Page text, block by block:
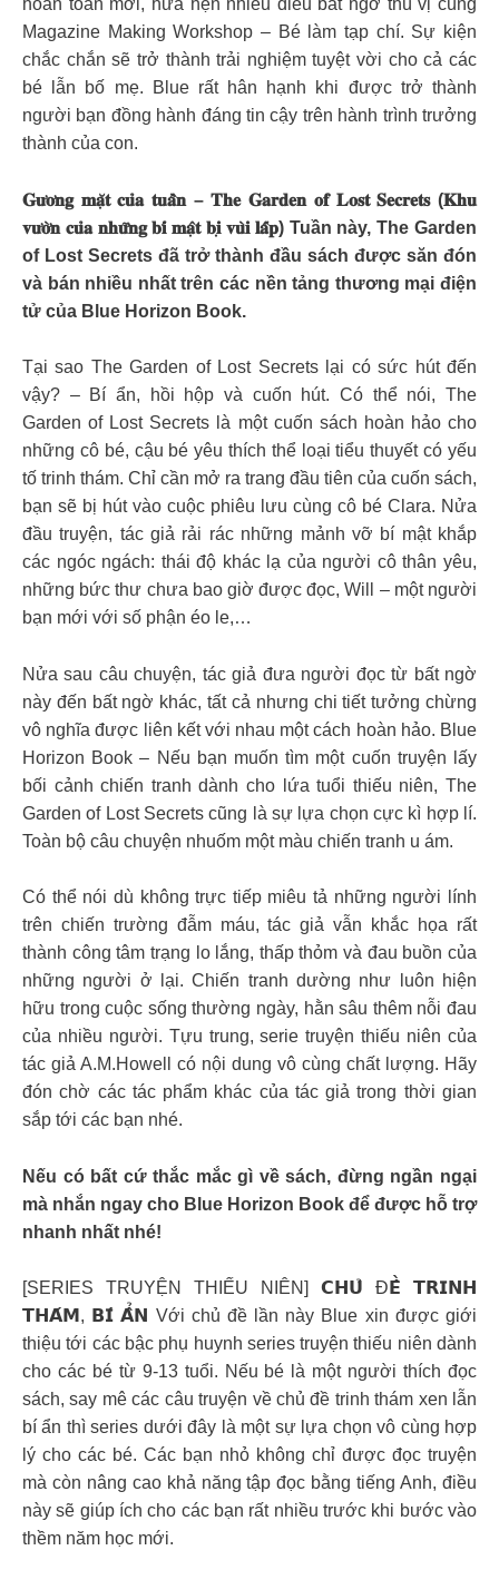
hoàn toàn mới, hứa hẹn nhiều điều bất ngờ thú vị cùng
Magazine Making Workshop – Bé làm tạp chí. Sự kiện
chắc chắn sẽ trở thành trải nghiệm tuyệt vời cho cả các
bé lẫn bố mẹ. Blue rất hân hạnh khi được trở thành
người bạn đồng hành đáng tin cậy trên hành trình trưởng
thành của con.
𝐆𝐮̛𝐨̛𝐧𝐠 𝐦𝐚̣̆𝐭 𝐜𝐮̉𝐚 𝐭𝐮𝐚̂̀𝐧 – 𝐓𝐡𝐞 𝐆𝐚𝐫𝐝𝐞𝐧 𝐨𝐟 𝐋𝐨𝐬𝐭 𝐒𝐞𝐜𝐫𝐞𝐭𝐬 (𝐊𝐡𝐮
𝐯𝐮̛𝐨̛̀𝐧 𝐜𝐮̉𝐚 𝐧𝐡𝐮̛̃𝐧𝐠 𝐛𝐢́ 𝐦𝐚̣̂𝐭 𝐛𝐢̣ 𝐯𝐮̀𝐢 𝐥𝐚̂́𝐩) Tuần này, The Garden
of Lost Secrets đã trở thành đầu sách được săn đón
và bán nhiều nhất trên các nền tảng thương mại điện
tử của Blue Horizon Book.
Tại sao The Garden of Lost Secrets lại có sức hút đến
vậy? – Bí ẩn, hồi hộp và cuốn hút. Có thể nói, The
Garden of Lost Secrets là một cuốn sách hoàn hảo cho
những cô bé, cậu bé yêu thích thể loại tiểu thuyết có yếu
tố trinh thám. Chỉ cần mở ra trang đầu tiên của cuốn sách,
bạn sẽ bị hút vào cuộc phiêu lưu cùng cô bé Clara. Nửa
đầu truyện, tác giả rải rác những mảnh vỡ bí mật khắp
các ngóc ngách: thái độ khác lạ của người cô thân yêu,
những bức thư chưa bao giờ được đọc, Will – một người
bạn mới với số phận éo le,…
Nửa sau câu chuyện, tác giả đưa người đọc từ bất ngờ
này đến bất ngờ khác, tất cả nhưng chi tiết tưởng chừng
vô nghĩa được liên kết với nhau một cách hoàn hảo. Blue
Horizon Book – Nếu bạn muốn tìm một cuốn truyện lấy
bối cảnh chiến tranh dành cho lứa tuổi thiếu niên, The
Garden of Lost Secrets cũng là sự lựa chọn cực kì hợp lí.
Toàn bộ câu chuyện nhuốm một màu chiến tranh u ám.
Có thể nói dù không trực tiếp miêu tả những người lính
trên chiến trường đẫm máu, tác giả vẫn khắc họa rất
thành công tâm trạng lo lắng, thấp thỏm và đau buồn của
những người ở lại. Chiến tranh dường như luôn hiện
hữu trong cuộc sống thường ngày, hằn sâu thêm nỗi đau
của nhiều người. Tựu trung, serie truyện thiếu niên của
tác giả A.M.Howell có nội dung vô cùng chất lượng. Hãy
đón chờ các tác phẩm khác của tác giả trong thời gian
sắp tới các bạn nhé.
Nếu có bất cứ thắc mắc gì về sách, đừng ngần ngại
mà nhắn ngay cho Blue Horizon Book để được hỗ trợ
nhanh nhất nhé!
[SERIES TRUYỆN THIẾU NIÊN] 𝗖𝗛𝗨̉ Đ𝗘̂̀ 𝗧𝗥𝗜𝗡𝗛
𝗧𝗛𝗔́𝗠, 𝗕𝗜́ 𝗔̂̉𝗡 Với chủ đề lần này Blue xin được giới
thiệu tới các bậc phụ huynh series truyện thiếu niên dành
cho các bé từ 9-13 tuổi. Nếu bé là một người thích đọc
sách, say mê các câu truyện về chủ đề trinh thám xen lẫn
bí ẩn thì series dưới đây là một sự lựa chọn vô cùng hợp
lý cho các bé. Các bạn nhỏ không chỉ được đọc truyện
mà còn nâng cao khả năng tập đọc bằng tiếng Anh, điều
này sẽ giúp ích cho các bạn rất nhiều trước khi bước vào
thềm năm học mới.